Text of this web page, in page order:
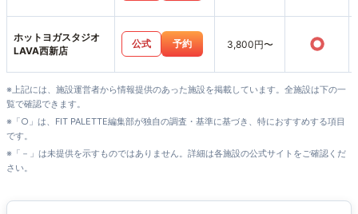
ホットヨガスタジオ
LAVA西新店
公式 予約 3,800円〜 ○
※上記には、施設運営者から情報提供のあった施設を掲載しています。全施設は下の一
覧で確認できます。
※「○」は、FIT PALETTE編集部が独自の調査・基準に基づき、特におすすめする項目
です。
※「－」は未提供を示すものではありません。詳細は各施設の公式サイトをご確認くだ
さい。